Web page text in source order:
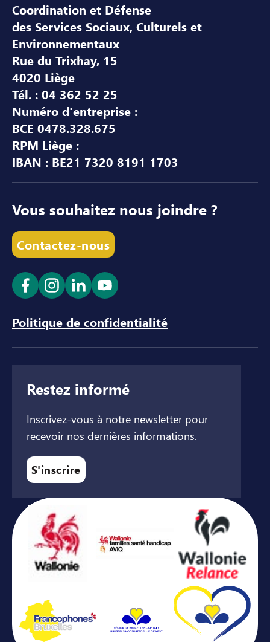
Coordination et Défense
des Services Sociaux, Culturels et
Environnementaux
Rue du Trixhay, 15
4020 Liège
Tél. : 04 362 52 25
Numéro d'entreprise :
BCE 0478.328.675
RPM Liège :
IBAN : BE21 7320 8191 1703
Vous souhaitez nous joindre ?
Contactez-nous
Ouvrir le lien dans un nouvel onglet
Ouvrir le lien dans un nouvel onglet
Ouvrir le lien dans un nouvel
Ouvrir le lien dans un
Politique de confidentialité
Restez informé
Inscrivez-vous à notre newsletter pour
recevoir nos dernières informations.
S'inscrire
Avec le soutien de ...